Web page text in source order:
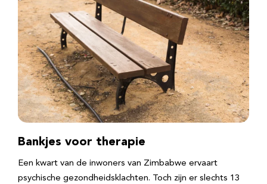
Bankjes voor therapie
Een kwart van de inwoners van Zimbabwe ervaart
psychische gezondheidsklachten. Toch zijn er slechts 13